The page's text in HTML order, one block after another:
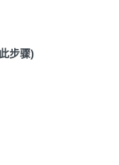
步骤)